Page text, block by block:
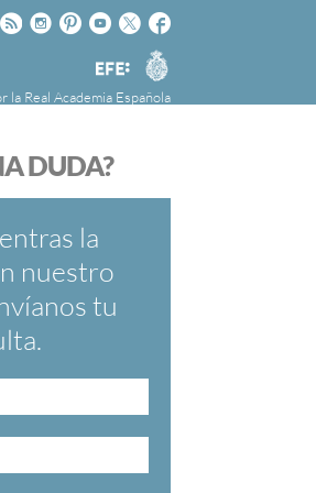
Facebook
Twitter
Youtube
Pinteres
Instagram
Rss
Agencia
EFE
la Real Academia Española
patrocinada por
con el buen uso del
comunicación y en
DUDA?
la
nuestro
tu